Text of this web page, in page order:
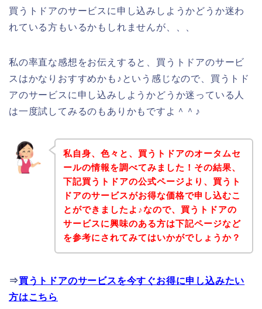
買うトドアのサービスに申し込みしようかどうか迷わ
れている方もいるかもしれませんが、、、
私の率直な感想をお伝えすると、買うトドアのサービ
スはかなりおすすめかも♪という感じなので、買うトド
アのサービスに申し込みしようかどうか迷っている人
は一度試してみるのもありかもですよ＾＾♪
私自身、色々と、買うトドアのオータムセ
ールの情報を調べてみました！その結果、
下記買うトドアの公式ページより、買うト
ドアのサービスがお得な価格で申し込むこ
とができましたよ♪なので、買うトドアの
サービスに興味のある方は下記ページなど
を参考にされてみてはいかがでしょうか？
⇒買うトドアのサービスを今すぐお得に申し込みたい
方はこちら